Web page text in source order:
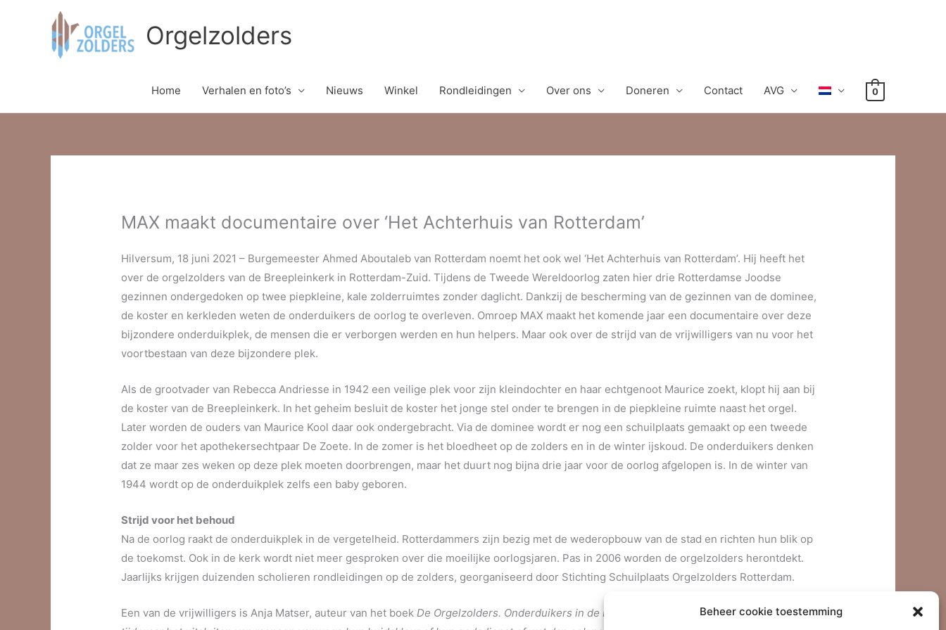
Beheer cookie toestemming
Orgelzolders
Home Verhalen en foto’s Nieuws Winkel Rondleidingen Over ons Doneren Contact AVG 0
MAX maakt documentaire over ‘Het Achterhuis van Rotterdam’
Hilversum, 18 juni 2021 – Burgemeester Ahmed Aboutaleb van Rotterdam noemt het ook wel ‘Het Achterhuis van Rotterdam’. Hij heeft het
over de orgelzolders van de Breepleinkerk in Rotterdam-Zuid. Tijdens de Tweede Wereldoorlog zaten hier drie Rotterdamse Joodse
gezinnen ondergedoken op twee piepkleine, kale zolderruimtes zonder daglicht. Dankzij de bescherming van de gezinnen van de dominee,
de koster en kerkleden weten de onderduikers de oorlog te overleven. Omroep MAX maakt het komende jaar een documentaire over deze
bijzondere onderduikplek, de mensen die er verborgen werden en hun helpers. Maar ook over de strijd van de vrijwilligers van nu voor het
voortbestaan van deze bijzondere plek.
Als de grootvader van Rebecca Andriesse in 1942 een veilige plek voor zijn kleindochter en haar echtgenoot Maurice zoekt, klopt hij aan bij
de koster van de Breepleinkerk. In het geheim besluit de koster het jonge stel onder te brengen in de piepkleine ruimte naast het orgel.
Later worden de ouders van Maurice Kool daar ook ondergebracht. Via de dominee wordt er nog een schuilplaats gemaakt op een tweede
zolder voor het apothekersechtpaar De Zoete. In de zomer is het bloedheet op de zolders en in de winter ijskoud. De onderduikers denken
dat ze maar zes weken op deze plek moeten doorbrengen, maar het duurt nog bijna drie jaar voor de oorlog afgelopen is. In de winter van
1944 wordt op de onderduikplek zelfs een baby geboren.
Strijd voor het behoud
Na de oorlog raakt de onderduikplek in de vergetelheid. Rotterdammers zijn bezig met de wederopbouw van de stad en richten hun blik op
de toekomst. Ook in de kerk wordt niet meer gesproken over die moeilijke oorlogsjaren. Pas in 2006 worden de orgelzolders herontdekt.
Jaarlijks krijgen duizenden scholieren rondleidingen op de zolders, georganiseerd door Stichting Schuilplaats Orgelzolders Rotterdam.
Een van de vrijwilligers is Anja Matser, auteur van het boek De Orgelzolders. Onderduikers in de Rotterdamse Breepleinkerk. “Juist in deze